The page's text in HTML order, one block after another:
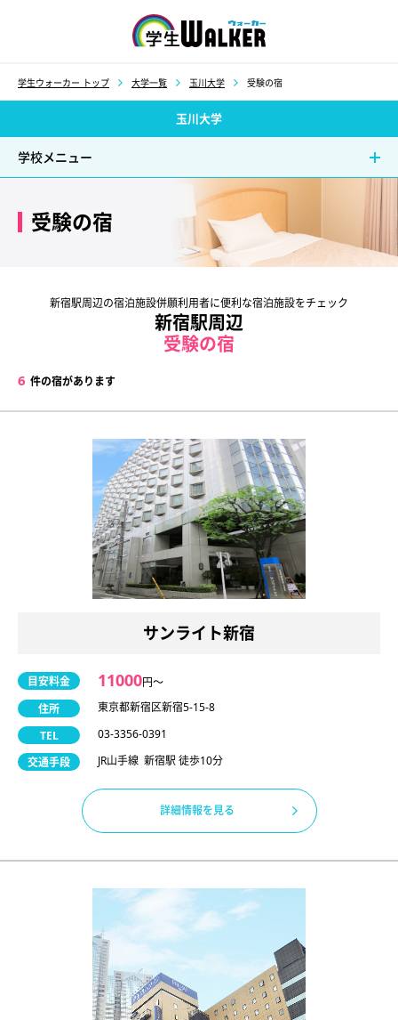
学生ウォーカー トップ 大学一覧 玉川大学 受験の宿
玉川大学
学校メニュー
受験の宿
新宿駅周辺の宿泊施設併願利用者に便利な宿泊施設をチェック
新宿駅周辺
受験の宿
6 件の宿があります
サンライト新宿
目安料金 11000円〜
住所
東京都新宿区新宿5-15-8
TEL
03-3356-0391
交通手段
JR山手線 新宿駅 徒歩10分
詳細情報を見る